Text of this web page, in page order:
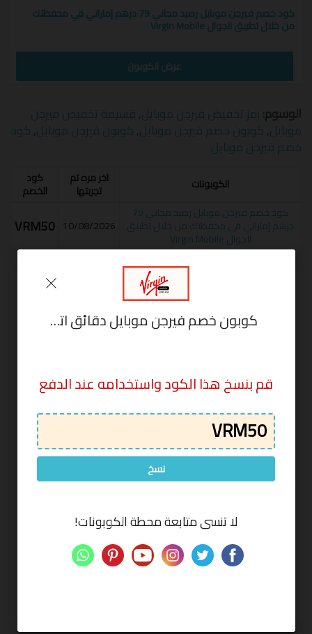
كود خصم فيرجن موبايل رصيد مجاني 79 درهم إماراتي في محفظتك
من خلال تطبيق الجوال Virgin Mobile
عرض الكوبون
رمز تخفيض فيرجن موبايل قسيمة تخفيض فيرجن
موبايل كوبون خصم فيرجن موبايل كوبون فيرجن موبايل كود
خصم فيرجن موبايل
الكوبونات اخر مره تم
تجربتها
كود
الخصم
كود خصم فيرجن موبايل رصيد مجاني 79
درهم إماراتي في محفظتك من خلال تطبيق
الجوال Virgin Mobile
10/08/2026
VRM50
أخبر الآخرين ما المبلغ الذي وفرته
لن يتم نشر بريدك الإلكتروني.الحقول الإلزامية عليها علامة
كوبون خصم فيرجن موبايل دقائق اتصال مجانية Virgin Mobile
قم بنسخ هذا الكود واستخدامه عند الدفع
نسخ
لا تنسى متابعة محطة الكوبونات!